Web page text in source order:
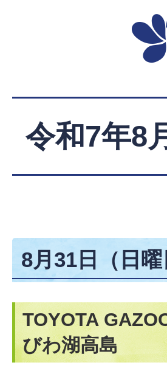
令和7年8
8月31日（日曜
TOYOTA
びわ湖高島